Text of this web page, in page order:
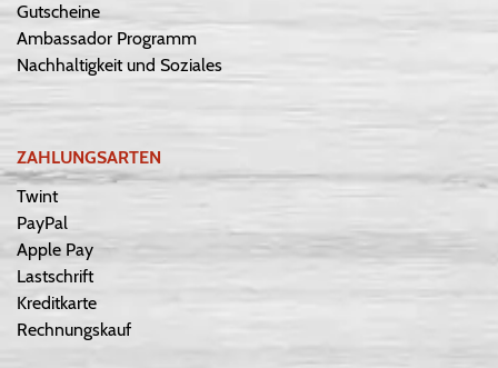
Gutscheine
Ambassador Programm
Nachhaltigkeit und Soziales
ZAHLUNGSARTEN
Twint
PayPal
Apple Pay
Lastschrift
Kreditkarte
Rechnungskauf